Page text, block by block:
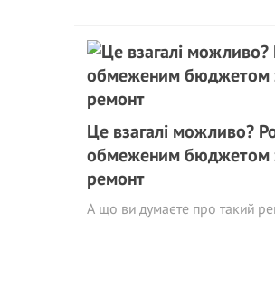
Це взагалі можливо?
обмеженим бюджетом
ремонт
А що ви думаєте про такий